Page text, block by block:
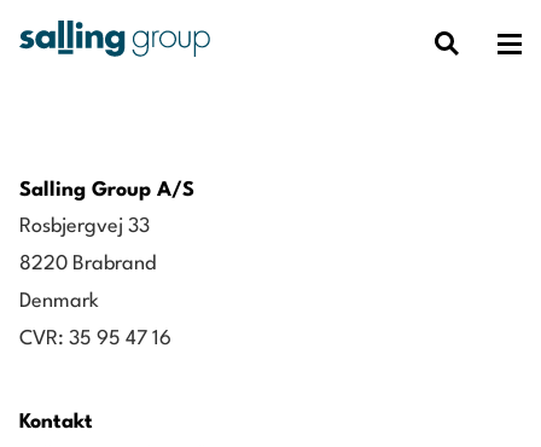
Salling Group A/S
Rosbjergvej 33
8220 Brabrand
Denmark
CVR: 35 95 47 16
Kontakt